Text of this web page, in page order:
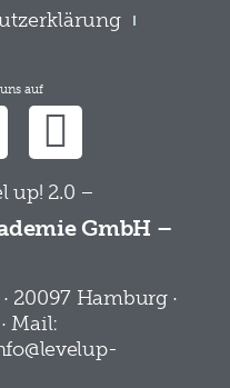
auf
up! 2.0 –
GmbH –
20097 Hamburg ·
Mail: